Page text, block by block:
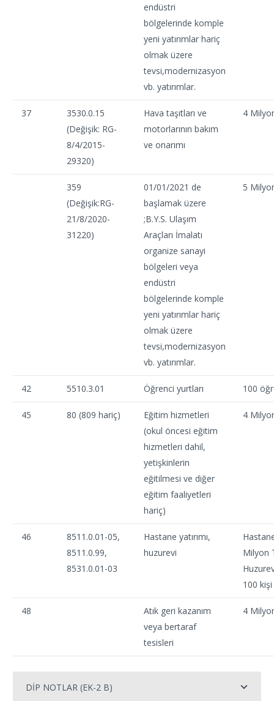
endüstri
bölgelerinde komple
yeni yatırımlar hariç
olmak üzere
tevsi,modernizasyon
vb. yatırımlar.
37
3530.0.15
(Değişik: RG-
8/4/2015-
29320)
Hava taşıtları ve
motorlarının bakım
ve onarımı
4
359
(Değişik:RG-
21/8/2020-
31220)
01/01/2021 de
başlamak üzere
;B.Y.S. Ulaşım
Araçları İmalatı
organize sanayi
bölgeleri veya
endüstri
bölgelerinde komple
yeni yatırımlar hariç
olmak üzere
tevsi,modernizasyon
vb. yatırımlar.
5
42 5510.3.01 Öğrenci yurtları 100
45 80 (809 hariç)
Eğitim hizmetleri
(okul öncesi eğitim
hizmetleri dahil,
yetişkinlerin
eğitilmesi ve diğer
eğitim faaliyetleri
hariç)
4
46
8511.0.01-05,
8511.0.99,
8531.0.01-03
Hastane yatırımı,
huzurevi
Milyon
100 kişi
48
Atık geri kazanım
veya bertaraf
tesisleri
4
DİP NOTLAR (EK-2 B)